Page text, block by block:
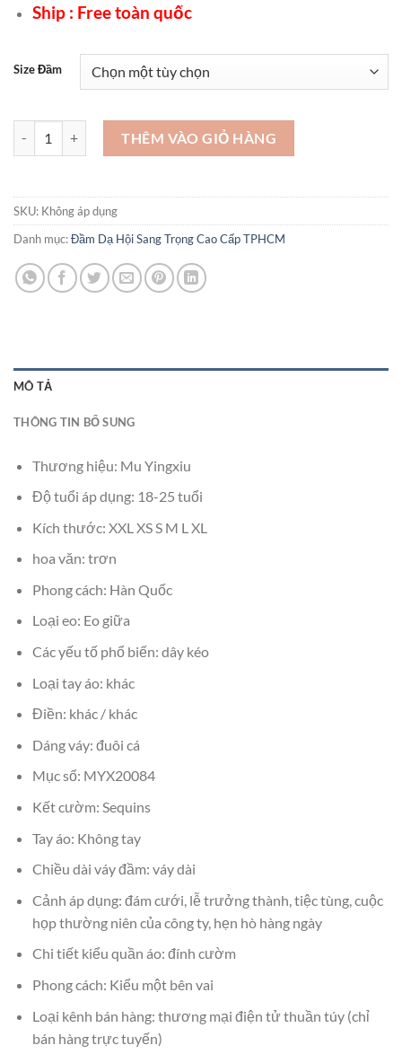
Ship : Free toàn quốc
Size Đầm
Các kiểu đầm dạ hội trẻ trung sang trọng mẫu - VDH36 số lượng
THÊM VÀO GIỎ HÀNG
SKU: Không áp dụng
Danh mục:Đầm Dạ Hội Sang Trọng Cao Cấp TPHCM
MÔ TẢ
THÔNG TIN BỔ SUNG
Thương hiệu: Mu Yingxiu
Độ tuổi áp dụng: 18-25 tuổi
Kích thước: XXL XS S M L XL
hoa văn: trơn
Phong cách: Hàn Quốc
Loại eo: Eo giữa
Các yếu tố phổ biến: dây kéo
Loại tay áo: khác
Điền: khác / khác
Dáng váy: đuôi cá
Mục số: MYX20084
Kết cườm: Sequins
Tay áo: Không tay
Chiều dài váy đầm: váy dài
Cảnh áp dụng: đám cưới, lễ trưởng thành, tiệc tùng, cuộc
họp thường niên của công ty, hẹn hò hàng ngày
Chi tiết kiểu quần áo: đính cườm
Phong cách: Kiểu một bên vai
Loại kênh bán hàng: thương mại điện tử thuần túy (chỉ
bán hàng trực tuyến)